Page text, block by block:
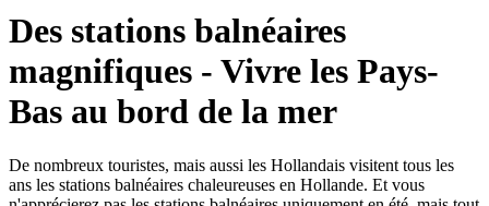
Des stations balnéaires
magnifiques - Vivre les Pays-
Bas au bord de la mer
De nombreux touristes, mais aussi les Hollandais visitent tous les
ans les stations balnéaires chaleureuses en Hollande. Et vous